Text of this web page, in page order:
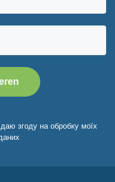
згоду на обробку моїх